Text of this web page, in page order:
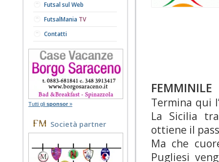
Futsal sul Web
FutsalMania TV
Contatti
Tutti gli sponsor »
Società partner
FEMMINILE
Termina qui
La Sicilia
ottiene il
Ma che
Pugliesi